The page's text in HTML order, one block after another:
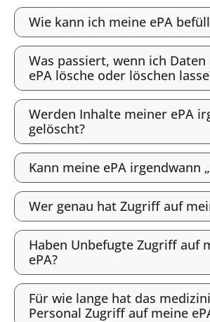
Wie kann ich meine ePA
Was passiert, wenn ich Daten
ePA lösche oder löschen
Werden Inhalte meiner ePA
gelöscht?
Kann meine ePA irgendwann
Wer genau hat Zugriff auf
Haben Unbefugte Zugriff auf
ePA?
Für wie lange hat das
Personal Zugriff auf meine